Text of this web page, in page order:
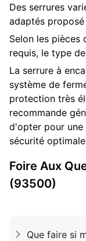
Des serrures
adaptés
Selon les pièces
requis, le type
La serrure à
système de
protection très
recommande
d'opter pour une
sécurité
Foire Aux
(93500)
Que faire si